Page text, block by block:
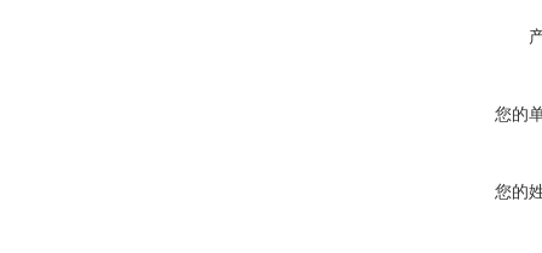
您的
您的